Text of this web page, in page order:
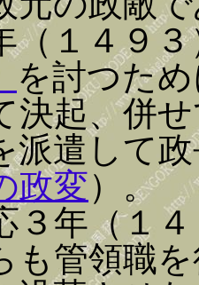
（１４９
を討つた
決起、併
派遣して
政変）。
３年（１
も管領職